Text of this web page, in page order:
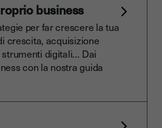
business
per far crescere la tua
crescita, acquisizione
digitali… Dai
con la nostra guida